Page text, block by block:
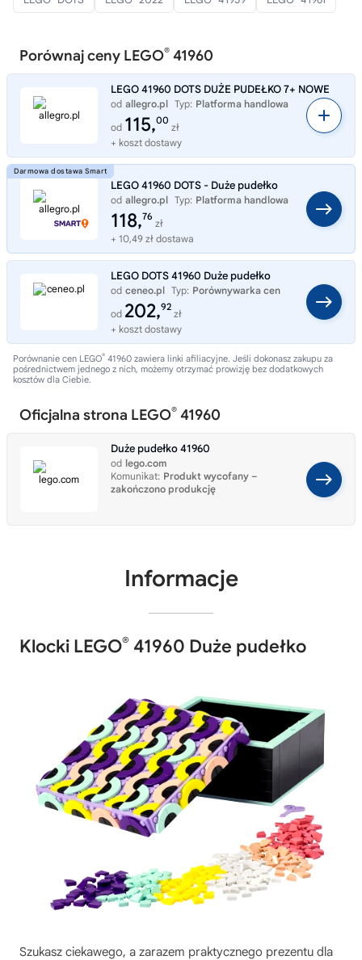
Porównaj ceny LEGO® 41960
LEGO 41960 DOTS DUŻE PUDEŁKO 7+ NOWE
od allegro.pl Typ: Platforma handlowa
od 115,00
zł
+ koszt dostawy
LEGO 41960 DOTS - Duże pudełko
od allegro.pl Typ: Platforma handlowa
118,76
zł
+ 10,49 zł dostawa
LEGO DOTS 41960 Duże pudełko
od ceneo.pl Typ: Porównywarka cen
od 202,92
zł
+ koszt dostawy
Porównanie cen LEGO® 41960 zawiera linki afiliacyjne. Jeśli dokonasz zakupu za
pośrednictwem jednego z nich, możemy otrzymać prowizję bez dodatkowych
kosztów dla Ciebie.
Oficjalna strona LEGO® 41960
Duże pudełko 41960
od lego.com
Komunikat: Produkt wycofany –
zakończono produkcję
Informacje
Klocki LEGO® 41960 Duże pudełko
Szukasz ciekawego, a zarazem praktycznego prezentu dla